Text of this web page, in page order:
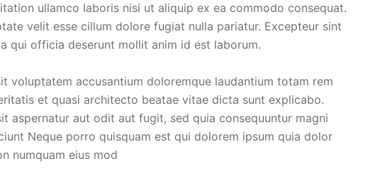
ullamco laboris nisi ut aliquip ex ea commodo consequat.
velit esse cillum dolore fugiat nulla pariatur. Excepteur sint
qui officia deserunt mollit anim id est laborum.
voluptatem accusantium doloremque laudantium totam rem
et quasi architecto beatae vitae dicta sunt explicabo.
aspernatur aut odit aut fugit, sed quia consequuntur magni
Neque porro quisquam est qui dolorem ipsum quia dolor
numquam eius mod